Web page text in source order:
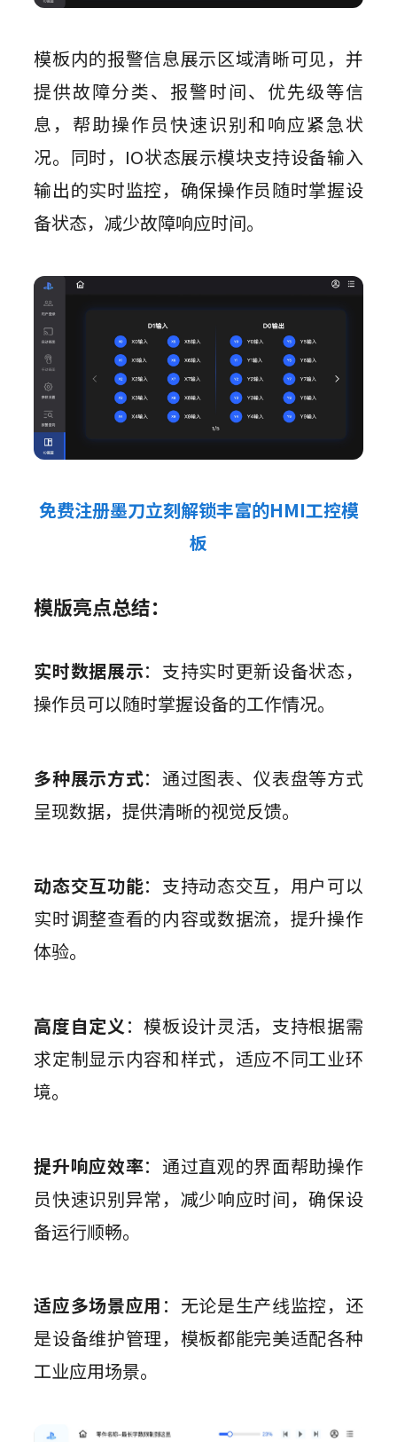
模板内的报警信息展示区域清晰可见，并
提供故障分类、报警时间、优先级等信
息，帮助操作员快速识别和响应紧急状
况。同时，IO状态展示模块支持设备输入
输出的实时监控，确保操作员随时掌握设
备状态，减少故障响应时间。
免费注册墨刀立刻解锁丰富的HMI工控模
板
模版亮点总结：
实时数据展示：支持实时更新设备状态，
操作员可以随时掌握设备的工作情况。
多种展示方式：通过图表、仪表盘等方式
呈现数据，提供清晰的视觉反馈。
动态交互功能：支持动态交互，用户可以
实时调整查看的内容或数据流，提升操作
体验。
高度自定义：模板设计灵活，支持根据需
求定制显示内容和样式，适应不同工业环
境。
提升响应效率：通过直观的界面帮助操作
员快速识别异常，减少响应时间，确保设
备运行顺畅。
适应多场景应用 ：无论是生产线监控，还
是设备维护管理，模板都能完美适配各种
工业应用场景。